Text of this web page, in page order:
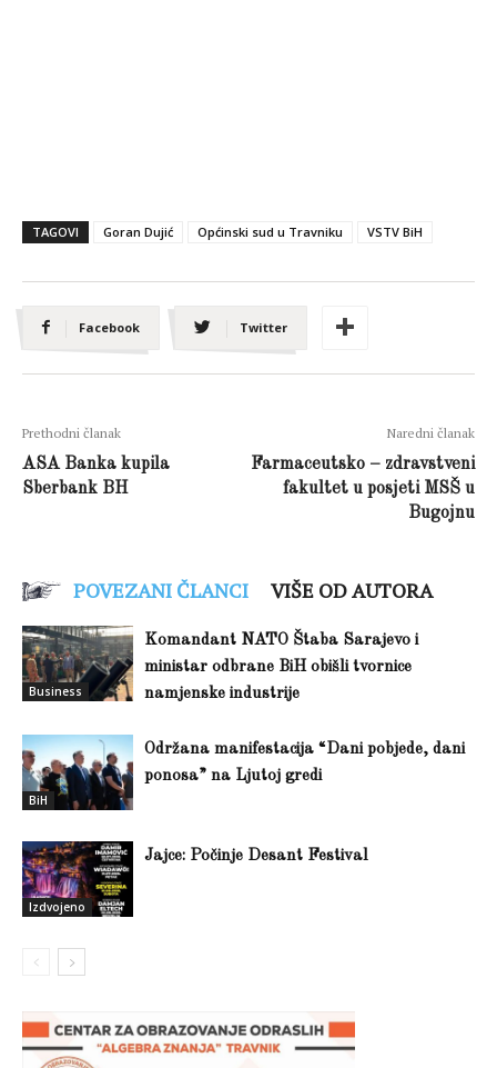
TAGOVI Goran Dujić Općinski sud u Travniku VSTV BiH
Facebook Twitter
Prethodni članak
ASA Banka kupila
Sberbank BH
Naredni članak
Farmaceutsko – zdravstveni
fakultet u posjeti MSŠ u
Bugojnu
POVEZANI ČLANCI VIŠE OD AUTORA
Business
Komandant NATO Štaba Sarajevo i
ministar odbrane BiH obišli tvornice
namjenske industrije
BiH
Održana manifestacija “Dani pobjede, dani
ponosa” na Ljutoj gredi
Izdvojeno
Jajce: Počinje Desant Festival